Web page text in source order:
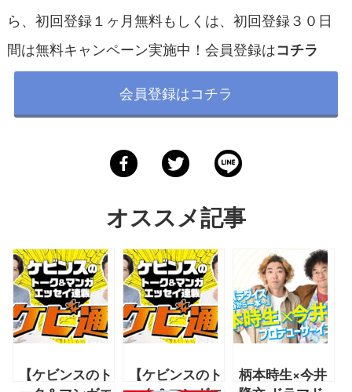
ら、初回登録１ヶ月無料もしくは、初回登録３０日
間は無料キャンペーン実施中！会員登録はコチラ
会員登録はコチラ
オススメ記事
【ケビンスのト
【ケビンスのト
柄本時生×今井